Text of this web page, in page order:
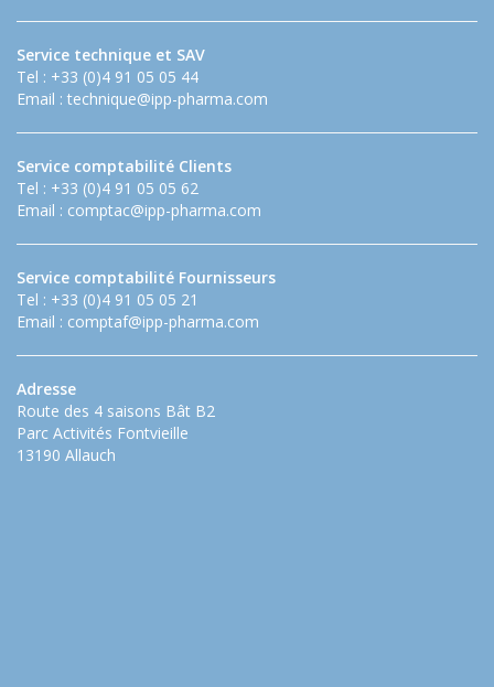
Service technique et SAV
Tel : +33 (0)4 91 05 05 44
Email : technique@ipp-pharma.com
Service comptabilité Clients
Tel : +33 (0)4 91 05 05 62
Email : comptac@ipp-pharma.com
Service comptabilité Fournisseurs
Tel : +33 (0)4 91 05 05 21
Email : comptaf@ipp-pharma.com
Adresse
Route des 4 saisons Bât B2
Parc Activités Fontvieille
13190 Allauch